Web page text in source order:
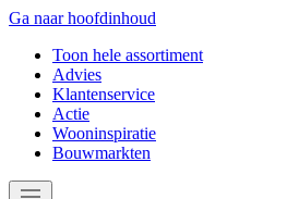
Ga naar hoofdinhoud
Toon hele assortiment
Advies
Klantenservice
Actie
Wooninspiratie
Bouwmarkten